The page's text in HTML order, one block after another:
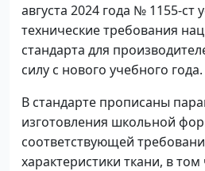
августа 2024 года № 1155-
технические требования
стандарта для
силу с нового учебного года.
В стандарте прописаны
изготовления школьной
соответствующей
характеристики ткани, в том